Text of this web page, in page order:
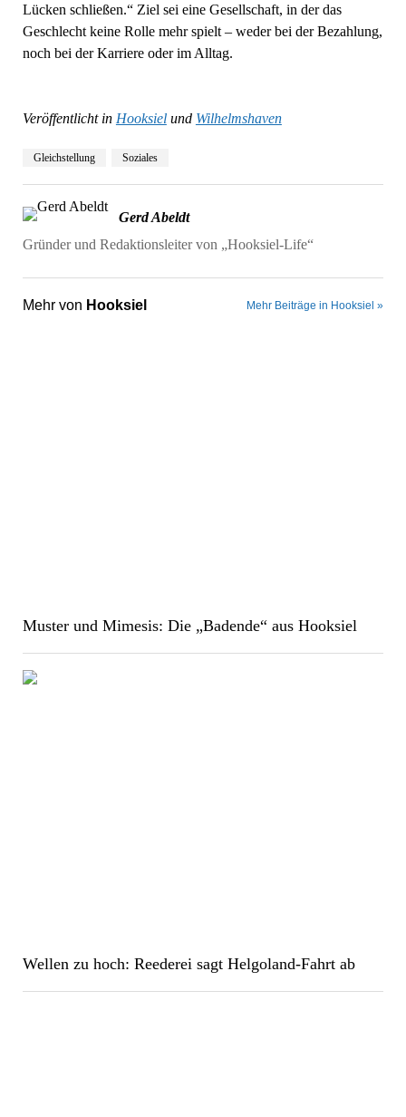
Lücken schließen.“ Ziel sei eine Gesellschaft, in der das
Geschlecht keine Rolle mehr spielt – weder bei der Bezahlung,
noch bei der Karriere oder im Alltag.
Veröffentlicht in Hooksielund Wilhelmshaven
Gleichstellung Soziales
Gerd Abeldt
Gründer und Redaktionsleiter von „Hooksiel-Life“
Mehr von Hooksiel Mehr Beiträge in Hooksiel »
Muster und Mimesis: Die „Badende“ aus Hooksiel
Wellen zu hoch: Reederei sagt Helgoland-Fahrt ab